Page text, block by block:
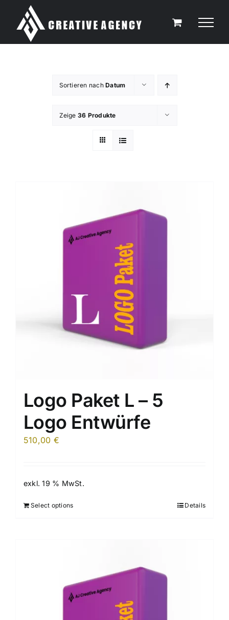
Inhalt
springen
Sortieren nachDatum
Zeige 36 Produkte
Logo Paket L – 5
Logo Entwürfe
510,00 €
exkl. 19 % MwSt.
Select options Details